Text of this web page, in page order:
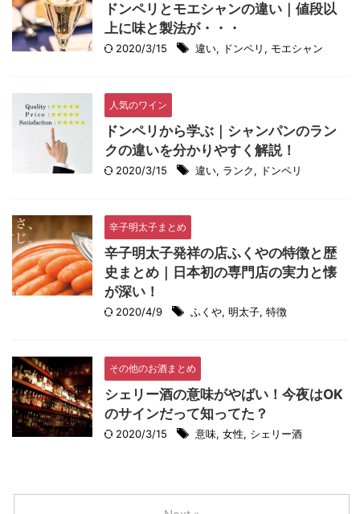
ドンペリとモエシャンの違い｜値段以
上に味と製法が・・・
2020/3/15 違い, ドンペリ , モエシャン
人気のワイン
ドンペリから学ぶ｜シャンパンのラン
クの違いを分かりやすく解説！
2020/3/15 違い, ランク, ドンペリ
辛子明太子まとめ
辛子明太子発祥の店ふくやの特徴と歴
史まとめ｜日本初の専門店の実力と懐
が深い！
2020/4/9 ふくや, 明太子, 特徴
その他のお酒まとめ
シェリー酒の意味がやばい！今夜はOK
のサインだって知ってた？
2020/3/15 意味, 女性, シェリー酒